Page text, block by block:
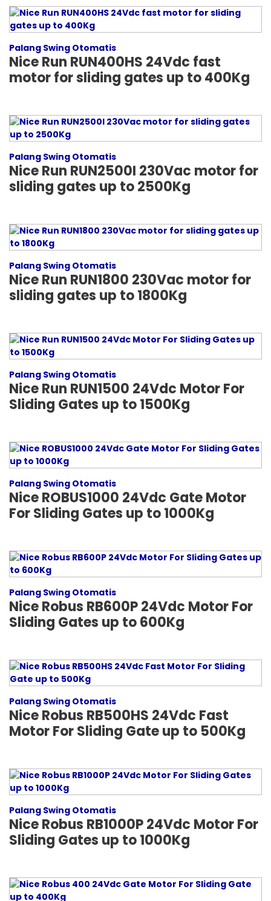
Palang Swing Otomatis
Nice Run RUN400HS 24Vdc fast
motor for sliding gates up to 400Kg
Palang Swing Otomatis
Nice Run RUN2500I 230Vac motor for
sliding gates up to 2500Kg
Palang Swing Otomatis
Nice Run RUN1800 230Vac motor for
sliding gates up to 1800Kg
Palang Swing Otomatis
Nice Run RUN1500 24Vdc Motor For
Sliding Gates up to 1500Kg
Palang Swing Otomatis
Nice ROBUS1000 24Vdc Gate Motor
For Sliding Gates up to 1000Kg
Palang Swing Otomatis
Nice Robus RB600P 24Vdc Motor For
Sliding Gates up to 600Kg
Palang Swing Otomatis
Nice Robus RB500HS 24Vdc Fast
Motor For Sliding Gate up to 500Kg
Palang Swing Otomatis
Nice Robus RB1000P 24Vdc Motor For
Sliding Gates up to 1000Kg